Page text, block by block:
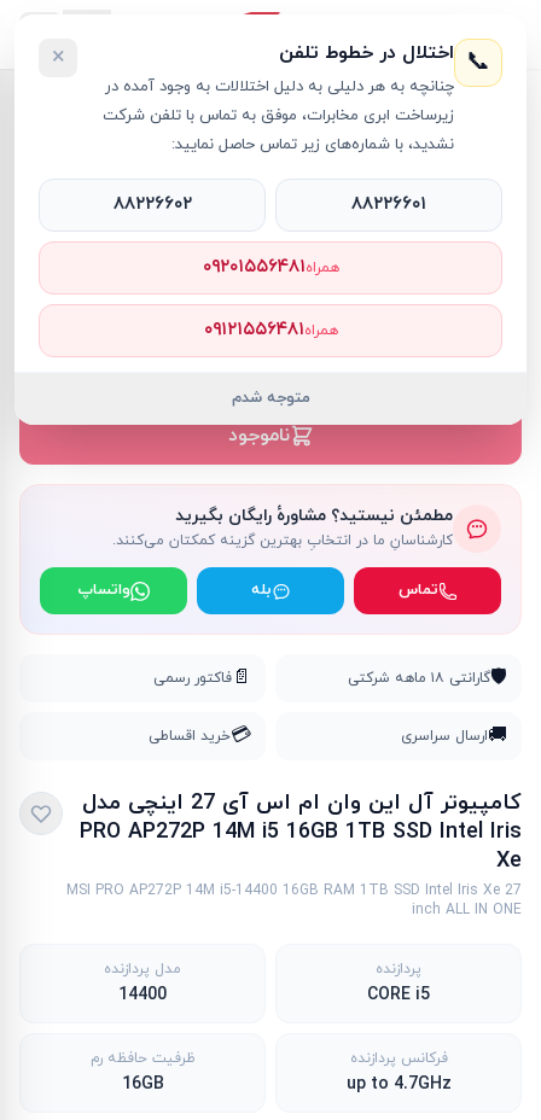
آل این وان ام اس آی
MSI
ناموجود ناموجود
ناموجود
مطمئن نیستید؟ مشاورهٔ رایگان بگیرید
کارشناسانِ ما در انتخابِ بهترین گزینه کمکتان می‌کنند.
تماس بله واتساپ
🛡️گارانتی ۱۸ ماهه شرکتی 📄 فاکتور رسمی
🚚ارسال سراسری 💳خرید اقساطی
کامپیوتر آل این وان ام اس آی 27 اینچی مدل
PRO AP272P 14M i5 16GB 1TB SSD Intel Iris
Xe
MSI PRO AP272P 14M i5-14400 16GB RAM 1TB SSD Intel Iris Xe 27
inch ALL IN ONE
پردازنده
CORE i5
مدل پردازنده
14400
فرکانس پردازنده
up to 4.7GHz
ظرفیت حافظه رم
16GB
📞 اختلال در خطوط تلفن
چنانچه به هر دلیلی به دلیل اختلالات به وجود آمده در
زیرساخت ابری مخابرات، موفق به تماس با تلفن شرکت
نشدید، با شماره‌های زیر تماس حاصل نمایید:
×
۸۸۲۲۶۶۰۱ ۸۸۲۲۶۶۰۲
همراه۰۹۲۰۱۵۵۶۴۸۱
همراه۰۹۱۲۱۵۵۶۴۸۱
متوجه شدم